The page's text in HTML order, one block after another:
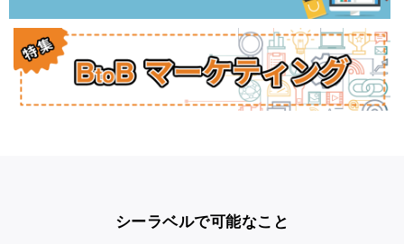
シーラベルで可能なこと